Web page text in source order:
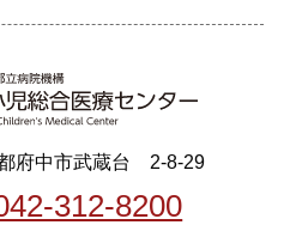
府中市武蔵台 2-8-29
312-8200